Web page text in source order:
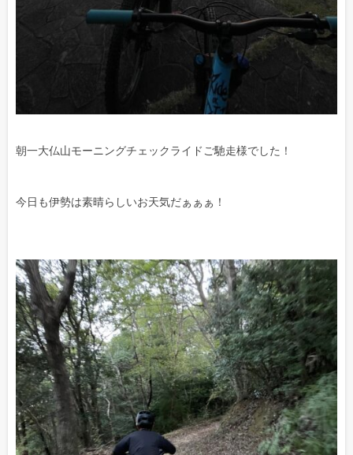
朝一大仏山モーニングチェックライドご馳走様でした！
今日も伊勢は素晴らしいお天気だぁぁぁ！